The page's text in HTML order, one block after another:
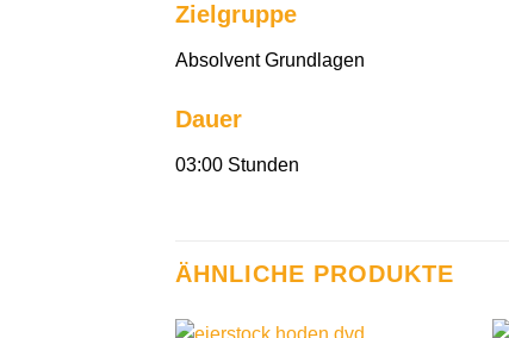
Zielgruppe
Absolvent Grundlagen
Dauer
03:00 Stunden
ÄHNLICHE PRODUKTE